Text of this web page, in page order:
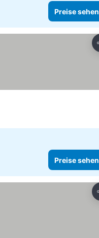
Preise sehen
Preise sehen